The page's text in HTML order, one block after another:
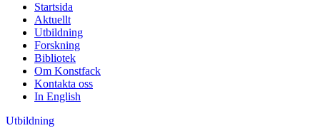
Startsida
Aktuellt
Utbildning
Forskning
Bibliotek
Om Konstfack
Kontakta oss
In English
Utbildning